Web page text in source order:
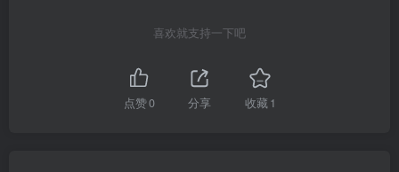
喜欢就支持一下吧
点赞0 分享 收藏1